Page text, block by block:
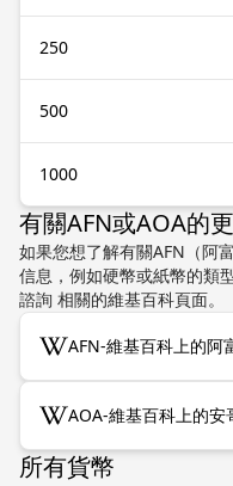
250
500
1000
有關AFN或AOA的
如果您想了解有關AFN（阿
信息，例如硬幣或紙幣的類
諮詢 相關的維基百科頁面。
AFN-維基百科上的阿
AOA-維基百科上的安
所有貨幣